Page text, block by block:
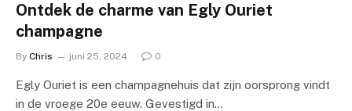
Ontdek de charme van Egly Ouriet
champagne
By Chris juni 25, 2024 0
Egly Ouriet is een champagnehuis dat zijn oorsprong vindt
in de vroege 20e eeuw. Gevestigd in…